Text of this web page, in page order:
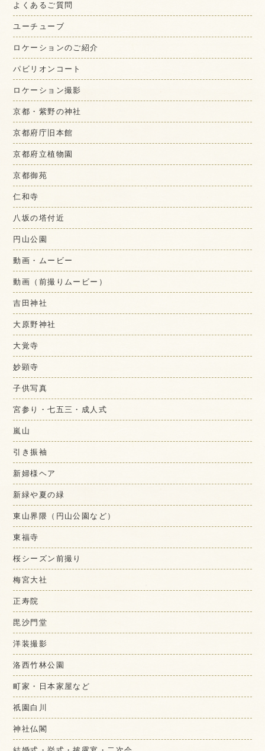
よくあるご質問
ユーチューブ
ロケーションのご紹介
パビリオンコート
ロケーション撮影
京都・紫野の神社
京都府庁旧本館
京都府立植物園
京都御苑
仁和寺
八坂の塔付近
円山公園
動画・ムービー
動画（前撮りムービー）
吉田神社
大原野神社
大覚寺
妙顕寺
子供写真
宮参り・七五三・成人式
嵐山
引き振袖
新婦様ヘア
新緑や夏の緑
東山界隈（円山公園など）
東福寺
桜シーズン前撮り
梅宮大社
正寿院
毘沙門堂
洋装撮影
洛西竹林公園
町家・日本家屋など
祇園白川
神社仏閣